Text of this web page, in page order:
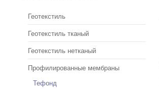
Геотекстиль
Геотекстиль тканый
Геотекстиль нетканый
Профилированные мембраны
Тефонд